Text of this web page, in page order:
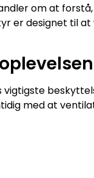
om at
er designet
med at